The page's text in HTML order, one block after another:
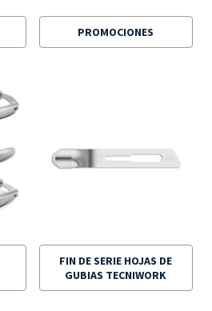
PROMOCIONES
FIN DE SERIE HOJAS DE
GUBIAS TECNIWORK